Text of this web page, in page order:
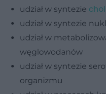
udział w syntezie
udział w syntezie
udział w
węglowodanów
udział w syntezie
organizmu